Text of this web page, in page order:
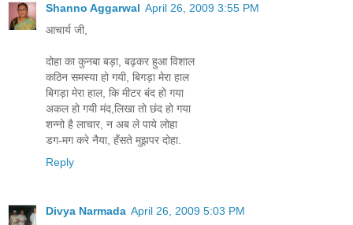
Shanno Aggarwal April 26, 2009 3:55 PM
आचार्य जी,
दोहा का कुनबा बड़ा, बढ़कर हुआ विशाल
कठिन समस्या हो गयी, बिगड़ा मेरा हाल
बिगड़ा मेरा हाल, कि मीटर बंद हो गया
अकल हो गयी मंद,लिखा तो छंद हो गया
शन्नो है लाचार, न अब ले पाये लोहा
डग-मग करे नैया, हँसते मुझपर दोहा.
Reply
Divya Narmada April 26, 2009 5:03 PM